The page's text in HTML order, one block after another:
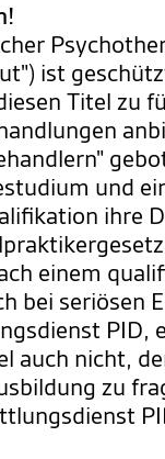
ist
Titel zu
und
ihre
einem
bei seriösen
PID,
auch nicht,
zu